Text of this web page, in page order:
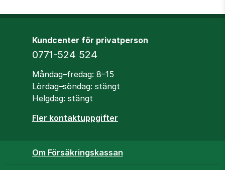
Kundcenter för privatperson
Telefon
0771-524 524
Öppettider
Måndag–fredag: 8–15
Lördag–söndag: stängt
Helgdag: stängt
Fler kontaktuppgifter
Om Försäkringskassan